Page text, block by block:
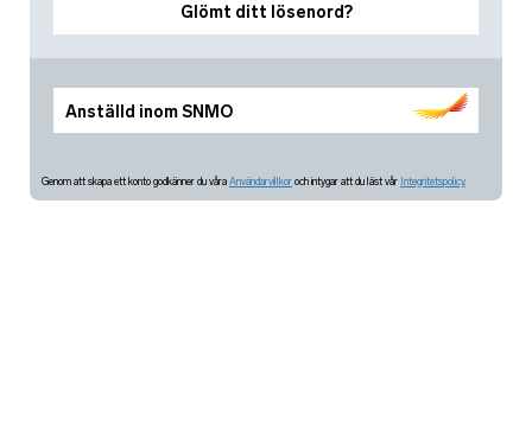
Anställd inom SNMO
Glömt ditt lösenord?
Genom att skapa ett konto godkänner du våra Användarvillkor och intygar att du läst vår Integritetspolicy.